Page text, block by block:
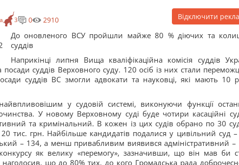
3 0 2910 Відключити
До оновленого ВСУ пройшли майже 80 % діючих та
суддів
Наприкінці липня Вища кваліфікаційна комісія суддів
посади суддів Верховного суду. 120 осіб із них стали
суддів ВС змогли адвокати та науковці, які мають 10
у судовій системі, виконуючи функції
У новому Верховному суді буде чотири касаційні
та кримінальний. В кожен із цих судів обрано по 30
тис. грн. Найбільше кандидатів подалися у цивільний суд
– 134, а менш привабливим виявився адміністративний –
як велику «перемогу», зазначивши, що він мав би
що до 80% тих, до кого Громадська рада